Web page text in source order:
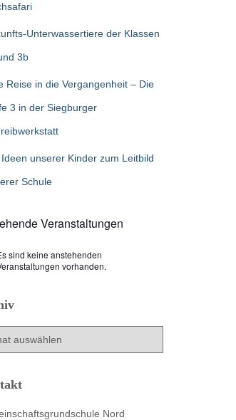
Unterwassertiere der Klassen
3b
Reise in die Vergangenheit – Die
3 in der Siegburger
Ideen unserer Kinder zum Leitbild
Schule
Veranstaltungen
sind keine anstehenden
vorhanden.
Nord